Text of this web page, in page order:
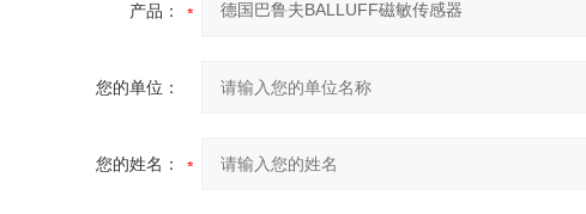
产品：
您的单位：
您的姓名：